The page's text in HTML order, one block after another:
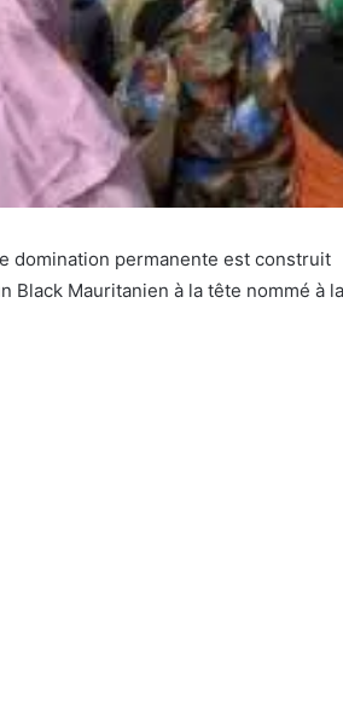
domination permanente est construit
Black Mauritanien à la tête nommé à la